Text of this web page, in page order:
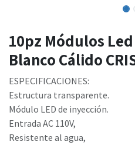
10pz Módulos
Blanco Cálido
ESPECIFICACIONES:
Estructura transparente.
Módulo LED de inyección.
Entrada AC 110V,
Resistente al agua,